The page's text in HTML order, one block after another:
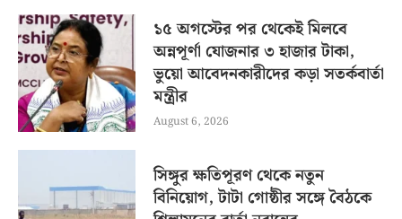
১৫ অগস্টের পর থেকেই মিলবে
অন্নপূর্ণা যোজনার ৩ হাজার টাকা,
ভুয়ো আবেদনকারীদের কড়া সতর্কবার্তা
মন্ত্রীর
August 6, 2026
সিঙ্গুর ক্ষতিপূরণ থেকে নতুন
বিনিয়োগ, টাটা গোষ্ঠীর সঙ্গে বৈঠকে